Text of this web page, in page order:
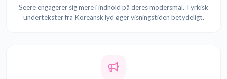
Seere engagerer sig mere i indhold på deres modersmål. Tyrkisk
undertekster fra Koreansk lyd øger visningstiden betydeligt.